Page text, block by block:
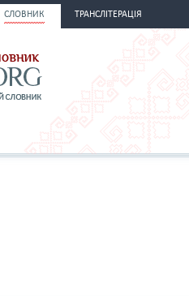
СЛОВНИК ТРАНСЛІТЕРАЦІЯ